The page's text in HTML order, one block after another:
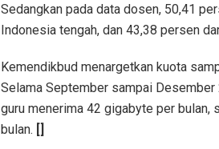
Sedangkan pada data dosen, 50,41
Indonesia tengah, dan 43,38 persen
Kemendikbud menargetkan kuota
Selama September sampai
guru menerima 42 gigabyte per
bulan. []